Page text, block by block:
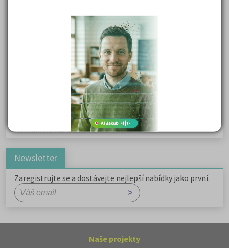
Kritika hry M. L. King v Salesiánském divadle
Důležité reakce organických sloučenin a jejich význam
Zákonitosti v elektronové struktuře
Základní charakteristiky obyvatelstva a geografie sídel
Karel Hynek Mácha: Máj
Karel Havlíček Borovský: Tyrolské elegie
Romain Rolland: Petr a Lucie
Newsletter
Zaregistrujte se a dostávejte nejlepší nabídky jako první.
Naše projekty